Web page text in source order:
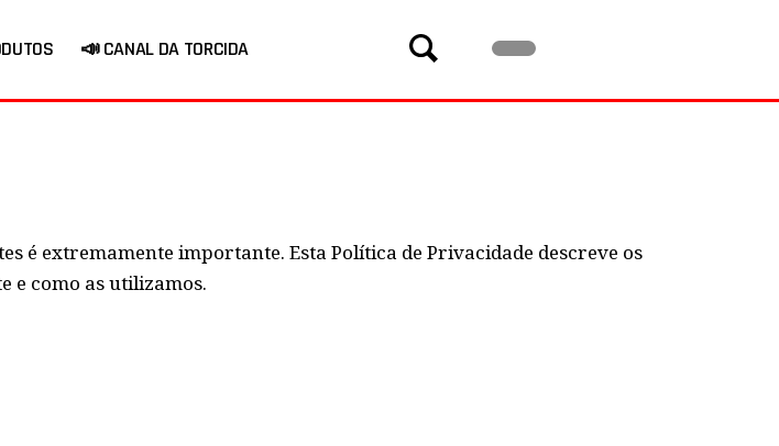
📣 CANAL DA TORCIDA
é extremamente importante. Esta Política de Privacidade descreve os
e como as utilizamos.